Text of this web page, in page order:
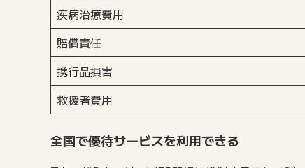
疾病治療費用
賠償責任
携行品損害
救援者費用
全国で優待サービスを利用できる